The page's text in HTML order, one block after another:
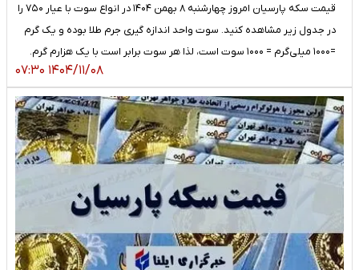
قیمت سکه پارسیان امروز چهارشنبه ۸ بهمن ۱۴۰۴ در انواع سوت با عیار ۷۵۰ را
در جدول زیر مشاهده کنید. سوت واحد اندازه گیری جرم طلا بوده و یک گرم
=۱۰۰۰ میلی‌گرم = ۱۰۰۰ سوت است، لذا هر سوت برابر است با یک هزارم گرم.
۱۴۰۴/۱۱/۰۸ ۰۷:۳۰